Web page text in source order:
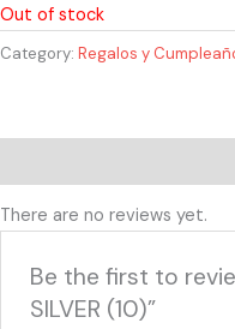
Out of stock
Category: Regalos y
There are no reviews yet.
Be the first to
SILVER (10)”